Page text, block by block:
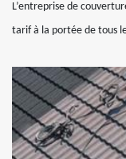
L’entreprise de
tarif à la portée de tous